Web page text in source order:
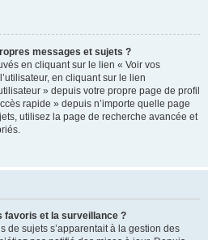
messages et sujets ?
en cliquant sur le lien « Voir vos
en cliquant sur le lien
» depuis votre propre page de profil
rapide » depuis n’importe quelle page
utilisez la page de recherche avancée et
favoris et la surveillance ?
de sujets s’apparentait à la gestion des